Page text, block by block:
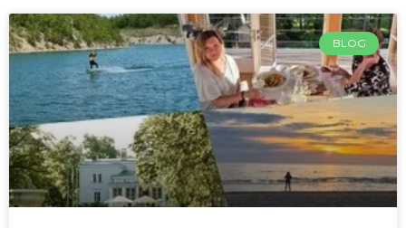
BLOG